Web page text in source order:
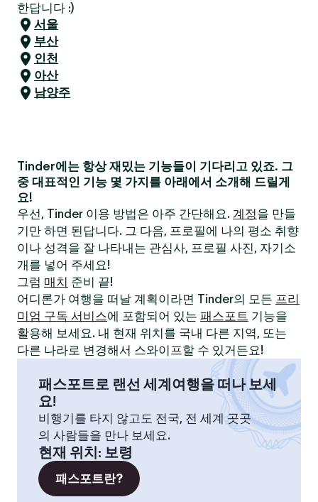
한답니다 :)
서울
부산
인천
아산
남양주
Tinder에는 항상 재밌는 기능들이 기다리고 있죠. 그
중 대표적인 기능 몇 가지를 아래에서 소개해 드릴게
요!
우선, Tinder 이용 방법은 아주 간단해요. 계정을 만들
기만 하면 된답니다. 그 다음, 프로필에 나의 평소 취향
이나 성격을 잘 나타내는 관심사, 프로필 사진, 자기소
개를 넣어 주세요!
그럼 매치 준비 끝!
어디론가 여행을 떠날 계획이라면 Tinder의 모든 프리
미엄 구독 서비스에 포함되어 있는 패스포트 기능을
활용해 보세요. 내 현재 위치를 국내 다른 지역, 또는
다른 나라로 변경해서 스와이프할 수 있거든요!
패스포트로 랜선 세계여행을 떠나 보세
요!
비행기를 타지 않고도 전국, 전 세계 곳곳
의 사람들을 만나 보세요.
현재 위치: 보령
패스포트란?